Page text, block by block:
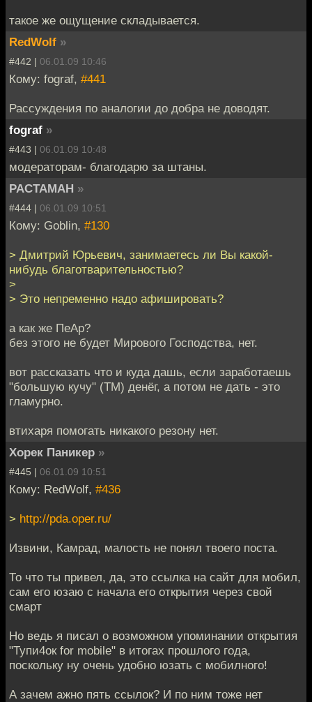
такое же ощущение складывается.
RedWolf »
#442 | 06.01.09 10:46
Кому: fograf, #441
Рассуждения по аналогии до добра не доводят.
fograf »
#443 | 06.01.09 10:48
модераторам- благодарю за штаны.
PACTAMAH »
#444 | 06.01.09 10:51
Кому: Goblin, #130
> Дмитрий Юрьевич, занимаетесь ли Вы какой-
нибудь благотварительностью?
>
> Это непременно надо афишировать?
а как же ПеАр?
без этого не будет Мирового Господства, нет.
вот рассказать что и куда дашь, если заработаешь
"большую кучу" (TM) денёг, а потом не дать - это
гламурно.
втихаря помогать никакого резону нет.
Хорек Паникер »
#445 | 06.01.09 10:51
Кому: RedWolf, #436
> http://pda.oper.ru/
Извини, Камрад, малость не понял твоего поста.
То что ты привел, да, это ссылка на сайт для мобил,
сам его юзаю с начала его открытия через свой
смарт
Но ведь я писал о возможном упоминании открытия
"Тупи4ок for mobile" в итогах прошлого года,
поскольку ну очень удобно юзать с мобилного!
А зачем ажно пять ссылок? И по ним тоже нет